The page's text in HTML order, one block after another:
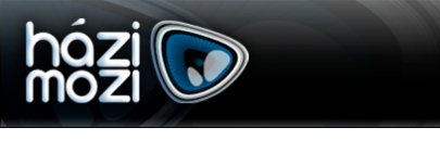
Tartalomhoz
HAZIMOZI